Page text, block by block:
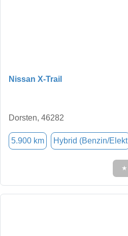
Nissan X-Trail
Dorsten, 46282
5.900 km Hybrid (Benzin/Elekt
★